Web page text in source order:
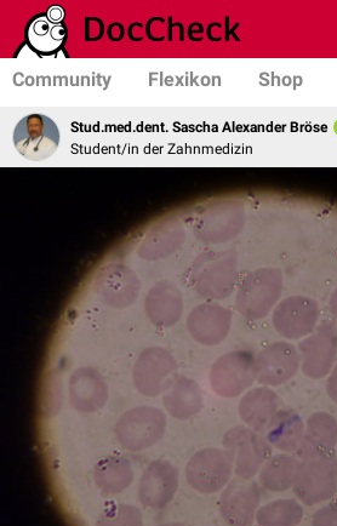
Community Flexikon Shop
Stud.med.dent. Sascha Alexander Bröse
Student/in der Zahnmedizin